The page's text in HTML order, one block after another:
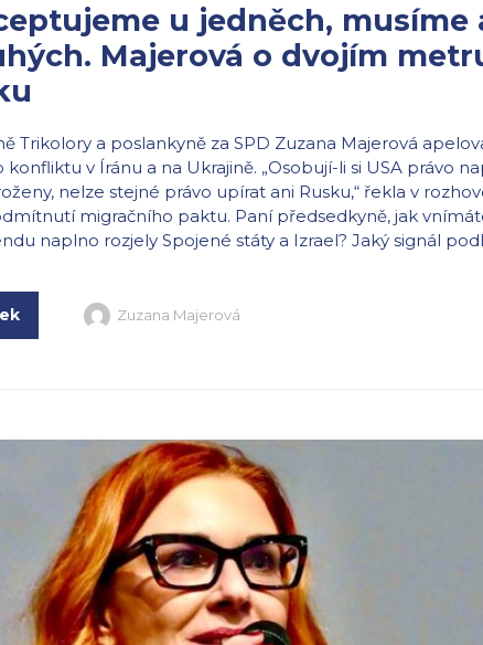
u jedněch, musíme
Majerová o dvojím
Trikolory a poslankyně za SPD Zuzana Majerová
konfliktu v Íránu a na Ukrajině. „Osobují-li si USA právo
nelze stejné právo upírat ani Rusku,“ řekla v
migračního paktu. Paní předsedkyně, jak
naplno rozjely Spojené státy a Izrael? Jaký signál
Zuzana Majerová